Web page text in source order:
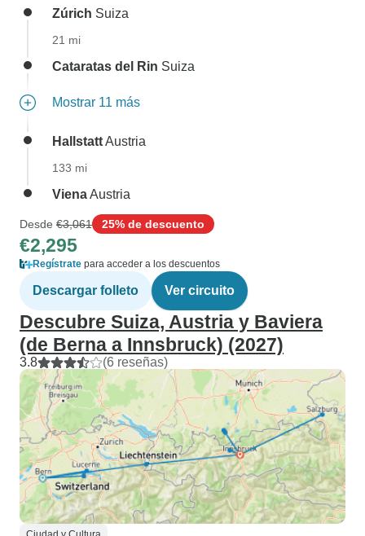
Zúrich Suiza
21 mi
Cataratas del Rin Suiza
Mostrar 11 más
HallstattAustria
133 mi
VienaAustria
Desde €3,061 25% de descuento
€2,295
Regístrate para acceder a los descuentos
Descargar folleto Ver circuito
Descubre Suiza, Austria y Baviera
(de Berna a Innsbruck) (2027)
3.8 (6 reseñas)